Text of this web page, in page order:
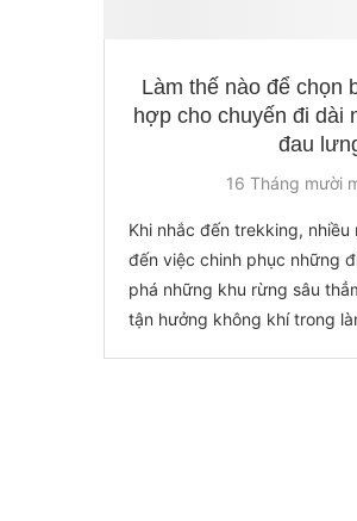
Làm thế nào để chọn
hợp cho chuyến đi dài
đau
16 Tháng mười
Khi nhắc đến trekking,
đến việc chinh phục những
phá những khu rừng sâu
tận hưởng không khí trong